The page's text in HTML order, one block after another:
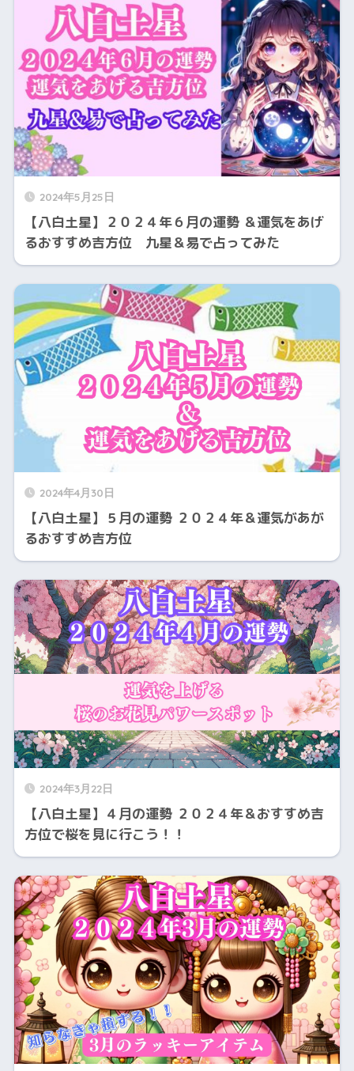
2024年5月25日
【八白土星】２０２４年６月の運勢 ＆運気をあげ
るおすすめ吉方位 九星＆易で占ってみた
2024年4月30日
【八白土星】５月の運勢 ２０２４年＆運気があが
るおすすめ吉方位
2024年3月22日
【八白土星】４月の運勢 ２０２４年＆おすすめ吉
方位で桜を見に行こう！！